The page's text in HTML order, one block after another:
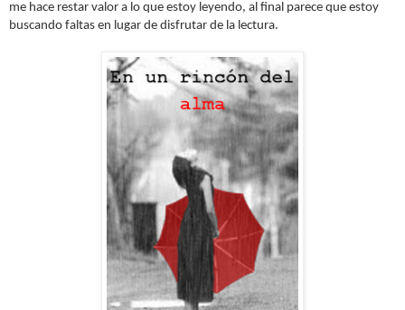
me hace restar valor a lo que estoy leyendo, al final parece que estoy
buscando faltas en lugar de disfrutar de la lectura.